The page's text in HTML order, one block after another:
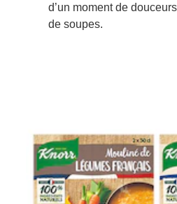
d’un moment de
de soupes.